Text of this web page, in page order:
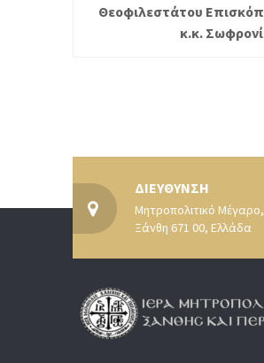
Θεοφιλεστάτου
κ.κ.
ΔΙΕΥΘΥΝΣΗ
Μητροπολιτικό Μέγαρο,
Ξάνθη 671 00, Ελλάδα